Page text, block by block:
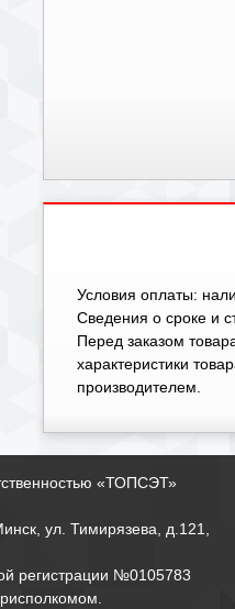
Условия оплаты:
Cведения о сроке и
Перед заказом
характеристики
производителем.
«ТОПСЭТ»
ул. Тимирязева, д.121,
регистрации №0105783